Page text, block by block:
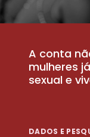
A conta
mulheres
sexual e
DADOS E